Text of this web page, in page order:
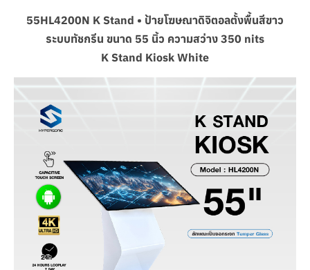
55HL4200N K Stand • ป้ายโฆษณาดิจิตอลตั้งพื้นสีขาว
ระบบทัชกรีน ขนาด 55 นิ้ว ความสว่าง 350 nits
K Stand Kiosk White